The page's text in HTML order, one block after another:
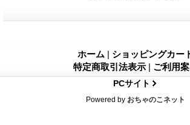
ホーム | ショッピングカー
特定商取引法表示 | ご利用
PCサイト
Powered by おちゃのこネット